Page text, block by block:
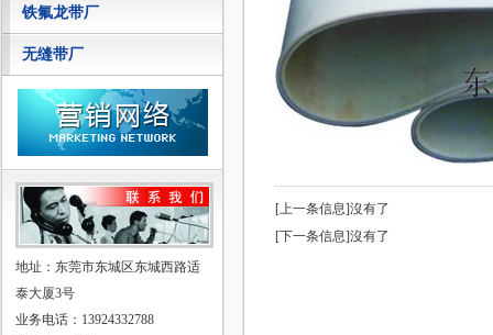
铁氟龙带厂
无缝带厂
地址：东莞市东城区东城西路适
泰大厦3号
业务电话：13924332788
[上一条信息]沒有了
[下一条信息]沒有了